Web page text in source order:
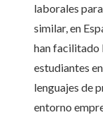
laborales
similar, en
han facilitado
estudiantes
lenguajes de
entorno